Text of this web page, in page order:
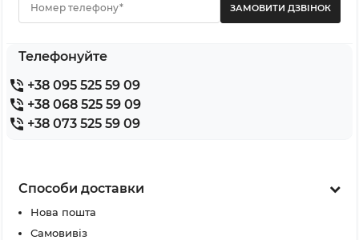
Номер телефону*
Телефонуйте
+38 095 525 59 09
+38 068 525 59 09
+38 073 525 59 09
Способи доставки
Нова пошта
Самовивіз